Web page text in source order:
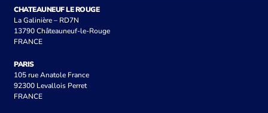
CHATEAUNEUF LE ROUGE
La Galinière – RD7N
13790 Châteauneuf-le-Rouge
FRANCE
PARIS
105 rue Anatole France
92300 Levallois Perret
FRANCE